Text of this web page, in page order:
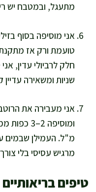
מתעגל, ובמטבח יש
אני מוסיפה בסוף
טועמת ורק אז
שניות ומשאירה
אני מעבירה את
מ"ל. העמילן שבמים
מרגיש עסיסי בלי
טיפים